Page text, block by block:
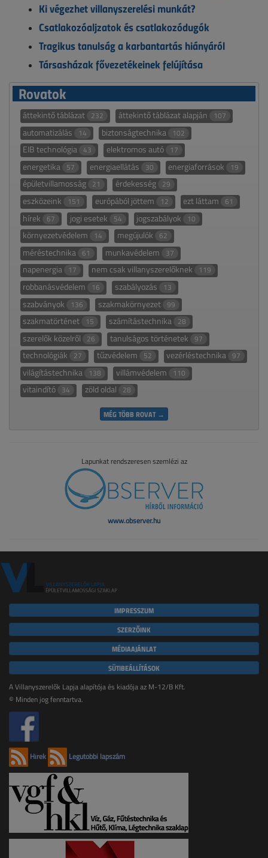
Ki végezhet villanyszerelési munkát?
Csatlakozóaljzatok és csatlakozódugók
Tragikus tanulság a karbantartás hiányáról
Társasházak fővezetékeinek felújítása
Rovatok
áttekintő táblázat 232 áttekintő táblázat alapján 107
automatizálás 14 biztonságtechnika 102
EIB technológia 43 elektromos autó 17
energetika 57 energiaellátás 30 energiaforrások 19
épületvillamosság 21 érdekesség 29
eszközeink 151 európából jöttem 12 ezt láttam 61
hírek 67 jogi esetek 54 jogszabályok 10
környezetvédelem 14 megújulók 62
méréstechnika 61 munkavédelem 37
napenergia 17 nem csak villanyszerelőknek 119
robbanásvédelem 16 szabályozás 13
szabványok 136 szakmakörnyezet 99
szakmatörténet 15 számítástechnika 28
szerelők közelről 26 tanulságos történetek 97
technológiák 27 tűzvédelem 52 vezérléstechnika 97
világítástechnika 138 villámvédelem 110
vitaindító 34 zöld oldal 28
MÉG TÖBB ROVAT →
Lapunkat rendszeresen szemlézi az
www.observer.hu
IMPRESSZUM
SZERZŐINK
MÉDIAAJÁNLAT
SÜTIBEÁLLÍTÁSOK
A Villanyszerelők Lapja alapítója és kiadója az M-12/B Kft.
© Minden jog fenntartva.
Hírek Legutóbbi lapszám